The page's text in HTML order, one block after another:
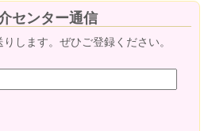
センター通信
します。ぜひご登録ください。